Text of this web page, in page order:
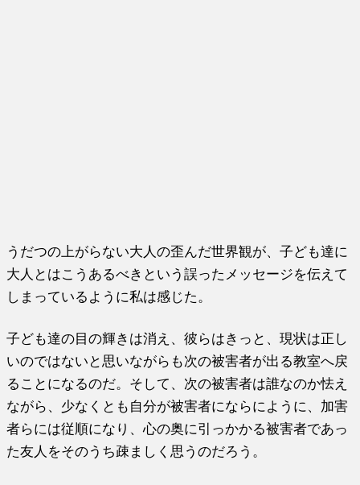
うだつの上がらない大人の歪んだ世界観が、子ども達に
大人とはこうあるべきという誤ったメッセージを伝えて
しまっているように私は感じた。
子ども達の目の輝きは消え、彼らはきっと、現状は正し
いのではないと思いながらも次の被害者が出る教室へ戻
ることになるのだ。そして、次の被害者は誰なのか怯え
ながら、少なくとも自分が被害者にならにように、加害
者らには従順になり、心の奥に引っかかる被害者であっ
た友人をそのうち疎ましく思うのだろう。